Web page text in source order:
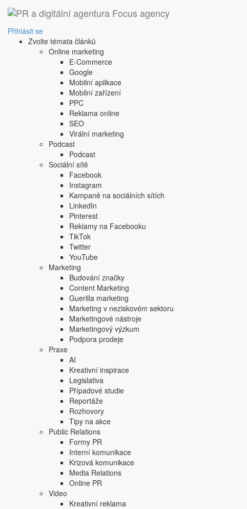
Přihlásit se
Zvolte témata článků
Online marketing
E-Commerce
Google
Mobilní aplikace
Mobilní zařízení
PPC
Reklama online
SEO
Virální marketing
Podcast
Podcast
Sociální sítě
Facebook
Instagram
Kampaně na sociálních sítích
LinkedIn
Pinterest
Reklamy na Facebooku
TikTok
Twitter
YouTube
Marketing
Budování značky
Content Marketing
Guerilla marketing
Marketing v neziskovém sektoru
Marketingové nástroje
Marketingový výzkum
Podpora prodeje
Praxe
AI
Kreativní inspirace
Legislativa
Případové studie
Reportáže
Rozhovory
Tipy na akce
Public Relations
Formy PR
Interní komunikace
Krizová komunikace
Media Relations
Online PR
Video
Kreativní reklama